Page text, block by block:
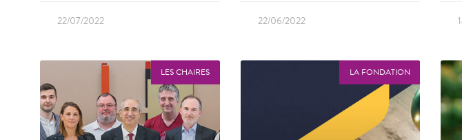
22/07/2022 22/06/2022
LES CHAIRES LA FONDATION